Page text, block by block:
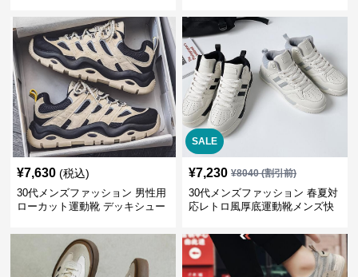
¥7,630 (税込)
30代メンズファッション 男性用
ローカット運動靴 デッキシュー
SALE
¥7,230 ¥8040(割引前)
30代メンズファッション 春夏対
応レトロ風厚底運動靴メンズ快